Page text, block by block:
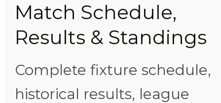
Match Schedule,
Results & Standings
Complete fixture schedule,
historical results, league